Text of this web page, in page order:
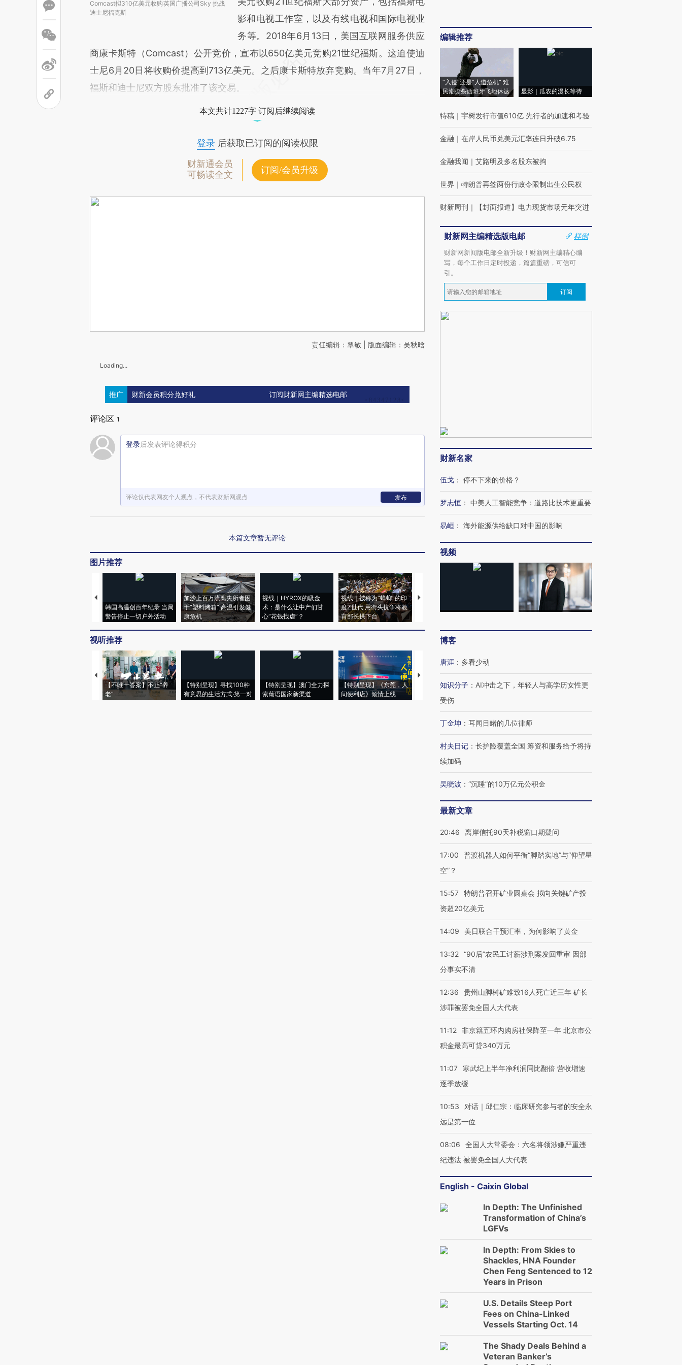
Comcast拟310亿美元收购英国广播公司Sky 挑战
迪士尼福克斯
影和电视工作室，以及有线电视和国际电视业
务等。2018年6月13日，美国互联网服务供应
商康卡斯特（Comcast）公开竞价，宣布以650亿美元竞购21世纪福斯。这迫使迪
士尼6月20日将收购价提高到713亿美元。之后康卡斯特放弃竞购。当年7月27日，
福斯和迪士尼双方股东批准了该交易。
本文共计1227字 订阅后继续阅读
登录后获取已订阅的阅读权限
财新通会员
可畅读全文
订阅/会员升级
责任编辑：覃敏 | 版面编辑：吴秋晗
Loading...
推广 财新会员积分兑好礼 订阅财新网主编精选电邮
评论区 1
登录后发表评论得积分
评论仅代表网友个人观点，不代表财新网观点 发布
本篇文章暂无评论
图片推荐
韩国高温创百年纪录 当局
警告停止一切户外活动
加沙上百万流离失所者困
于“塑料烤箱” 高温引发健
康危机
视线｜HYROX的吸金
术：是什么让中产们甘
心“花钱找虐”？
视线｜被称为“蟑螂”的印
度Z世代 用街头抗争将教
育部长拱下台
视线｜“入侵”还是“人道危
湖北宜昌局部短时降雨
128毫米 紧急转移近
哈尔滨遭遇短时极端强降
雨 3小时累计雨量超80毫
视听推荐
【不唯一答案】不止“养
老”
【特别呈现】寻找100种
有意思的生活方式·第一对
【特别呈现】澳门全力探
索葡语国家新渠道
【特别呈现】《东莞，人
间便利店》倾情上线
【推广】走进第四届链博
会，让数智科技“链”接产
【特别呈现】寻找100种
【商旅对话】华住集团
CFO：不靠规模取胜，华
编辑推荐
“入侵”还是“人道危机” 难
民潮撕裂西班牙飞地休达
显影｜瓜农的漫长等待
特稿 ｜ 宇树发行市值610亿 先行者的加速和考验
金融 ｜ 在岸人民币兑美元汇率连日升破6.75
金融我闻 ｜ 艾路明及多名股东被拘
世界 ｜ 特朗普再签两份行政令限制出生公民权
财新周刊 ｜ 【封面报道】电力现货市场元年突进
财新网主编精选版电邮
样例
财新网新闻版电邮全新升级！财新网主编精心编
写，每个工作日定时投递，篇篇重磅，可信可
引。
订阅
财新名家
伍戈 ： 停不下来的价格？
罗志恒 ： 中美人工智能竞争：道路比技术更重要
易峘 ： 海外能源供给缺口对中国的影响
视频
博客
唐涯 ： 多看少动
知识分子 ： AI冲击之下，年轻人与高学历女性更
受伤
丁金坤 ： 耳闻目睹的几位律师
村夫日记 ： 长护险覆盖全国 筹资和服务给予将持
续加码
吴晓波 ： “沉睡”的10万亿元公积金
最新文章
20:46 离岸信托90天补税窗口期疑问
17:00
普渡机器人如何平衡“脚踏实地”与“仰望星
空”？
15:57 特朗普召开矿业圆桌会 拟向关键矿产投
资超20亿美元
14:09 美日联合干预汇率，为何影响了黄金
13:32 “90后”农民工讨薪涉刑案发回重审 因部
分事实不清
12:36
贵州山脚树矿难致16人死亡近三年 矿长
涉罪被罢免全国人大代表
11:12 非京籍五环内购房社保降至一年 北京市公
积金最高可贷340万元
11:07
寒武纪上半年净利润同比翻倍 营收增速
逐季放缓
10:53
对话｜邱仁宗：临床研究参与者的安全永
远是第一位
08:06
全国人大常委会：六名将领涉嫌严重违
纪违法 被罢免全国人大代表
English - Caixin Global
In Depth: The Unfinished
Transformation of China’s
LGFVs
In Depth: From Skies to
Shackles, HNA Founder
Chen Feng Sentenced to 12
Years in Prison
U.S. Details Steep Port
Fees on China-Linked
Vessels Starting Oct. 14
The Shady Deals Behind a
Veteran Banker’s